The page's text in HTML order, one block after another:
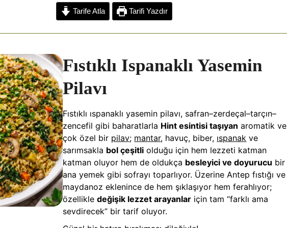
a
r
e
Tarife Atla Tarifi Yazdır
Fıstıklı Ispanaklı Yasemin
Pilavı
Fıstıklı ıspanaklı yasemin pilavı, safran–zerdeçal–tarçın–
zencefil gibi baharatlarla Hint esintisi taşıyan aromatik ve
çok özel bir pilav; mantar, havuç, biber, ıspanak ve
sarımsakla bol çeşitli olduğu için hem lezzeti katman
katman oluyor hem de oldukça besleyici ve doyurucu bir
ana yemek gibi sofrayı toparlıyor. Üzerine Antep fıstığı ve
maydanoz eklenince de hem şıklaşıyor hem ferahlıyor;
özellikledeğişik lezzet arayanlar için tam “farklı ama
sevdirecek” bir tarif oluyor.